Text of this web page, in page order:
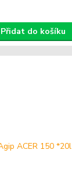
Přidat do košíku